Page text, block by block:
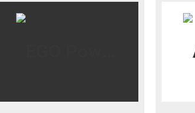
Profi-Aufsitzfrontmäher
Rasentrimmer